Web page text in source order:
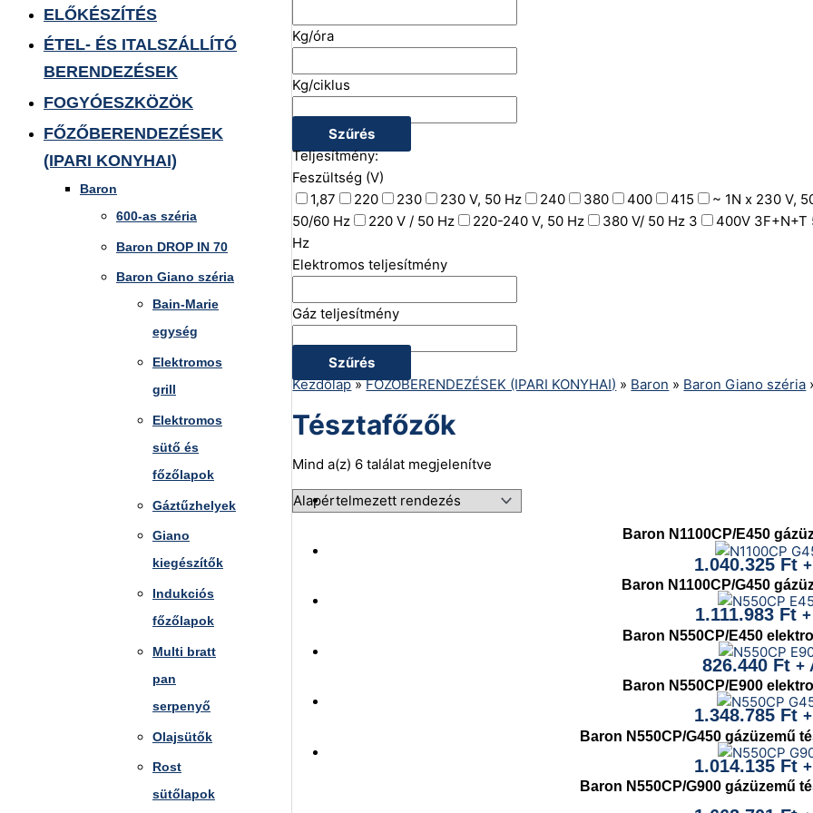
ELŐKÉSZÍTÉS
ÉTEL- ÉS ITALSZÁLLÍTÓ
BERENDEZÉSEK
FOGYÓESZKÖZÖK
FŐZŐBERENDEZÉSEK
(IPARI KONYHAI)
Baron
600-as széria
Baron DROP IN 70
Baron Giano széria
Bain-Marie
egység
Elektromos
grill
Elektromos
sütő és
főzőlapok
Gáztűzhelyek
Giano
kiegészítők
Indukciós
főzőlapok
Multi bratt
pan
serpenyő
Olajsütők
Rost
sütőlapok
Kg/óra
Kg/ciklus
Szűrés
Teljesítmény:
Feszültség (V)
1,87
220 230 230 V, 50 Hz 240 380 400 415
~ 1N x 230 V,
50/60 Hz
220 V / 50 Hz 220-240 V, 50 Hz 380 V/ 50 Hz 3
400V 3F+N+T
Hz
Elektromos teljesítmény
Gáz teljesítmény
Szűrés
Kezdőlap»FŐZŐBERENDEZÉSEK (IPARI KONYHAI) » Baron » Baron Giano széria
Tésztafőzők
Mind a(z) 6 találat megjelenítve
Baron N1100CP/E450
1.040.325 Ft
Baron N1100CP/G450
1.111.983 Ft
Baron N550CP/E450
826.440 Ft +
Baron N550CP/E900
1.348.785 Ft
Baron N550CP/G450 gázüzemű
1.014.135 Ft
Baron N550CP/G900 gázüzemű